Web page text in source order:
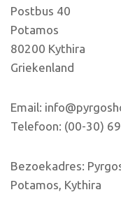
Postbus 40
Potamos
80200 Kythira
Griekenland
Email:
Telefoon: (00-30)
Bezoekadres:
Potamos, Kythira